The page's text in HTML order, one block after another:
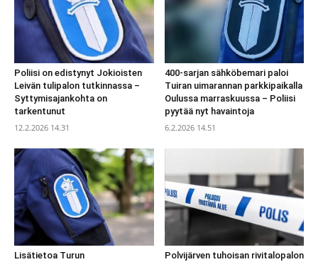
Poliisi on edistynyt Jokioisten
Leivän tulipalon tutkinnassa –
Syttymisajankohta on
tarkentunut
12.2.2026 14.31
400-sarjan sähköbemari paloi
Tuiran uimarannan parkkipaikalla
Oulussa marraskuussa – Poliisi
pyytää nyt havaintoja
6.2.2026 14.51
Lisätietoa Turun
Polvijärven tuhoisan rivitalopalon